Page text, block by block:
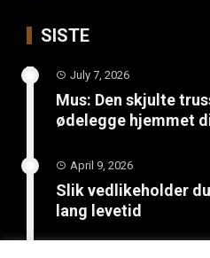
SISTE
July 7, 2026
Mus: Den skjulte
ødelegge hjemmet
April 9, 2026
Slik vedlikeholder
lang levetid